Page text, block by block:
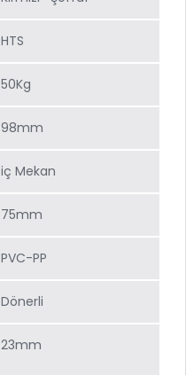
HTS
50Kg
98mm
iç Mekan
75mm
PVC-PP
Dönerli
23mm